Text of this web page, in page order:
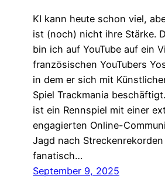
KI kann heute schon viel,
ist (noch) nicht ihre Stärke.
bin ich auf YouTube auf ein
französischen YouTubers
in dem er sich mit
Spiel Trackmania
ist ein Rennspiel mit einer
engagierten Online-
Jagd nach
fanatisch…
September 9, 2025